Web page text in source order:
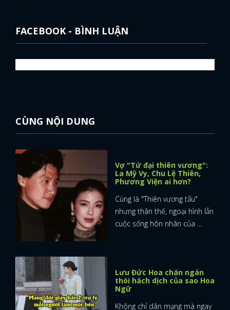
FACEBOOK - BÌNH LUẬN
CÙNG NỘI DUNG
Vợ "Tứ đại thiên vương":
La Mỹ Vy, Chu Lệ Thiên,
Phương Viện ai hơn?
Cùng là "Thiên vương tẩu"
nhưng thân thế, ngoại hình lẫn
cuộc sống hôn nhân của ...
Lưu Đức Hoa chán ngán
thói hách dịch của sao Hoa
Ngữ
Không chỉ dân mạng mà ngay